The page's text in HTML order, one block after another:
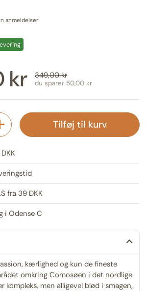
anmeldelser
kr Normal pris:
349,00 kr
du sparer 50,00 kr
Tilføj til kurv
fra 39 DKK
i Odense C
kærlighed og kun de fineste
omkring Comosøen i det nordlige
kompleks, men alligevel blød i smagen,